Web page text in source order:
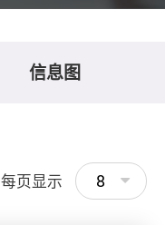
信息图
每页显示 8